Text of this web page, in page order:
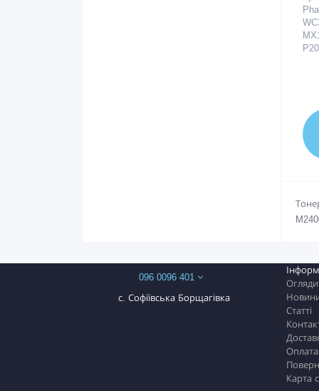
096 0096 401
с. Софіївська Борщагівка
Огляди
Статті
Оплата
Карта